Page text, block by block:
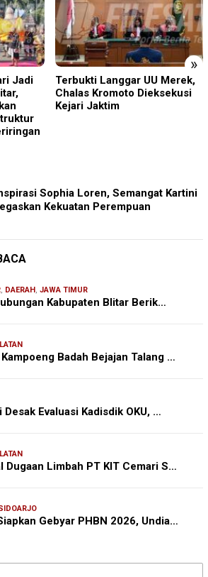
»
Jadi
Terbukti Langgar UU Merek,
Chalas Kromoto Dieksekusi
Kejari Jaktim
Sophia Loren, Semangat Kartini
Kekuatan Perempuan
, DAERAH , JAWA TIMUR
Kabupaten Blitar Berik…
Badah Bejajan Talang …
Desak Evaluasi Kadisdik OKU, …
Dugaan Limbah PT KIT Cemari S…
Gebyar PHBN 2026, Undia…